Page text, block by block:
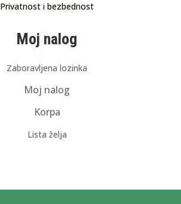
Privatnost i bezbednost
Moj nalog
Zaboravljena lozinka
Moj nalog
Korpa
Lista želja